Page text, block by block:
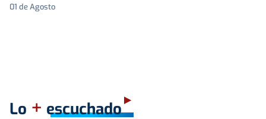
01 de Agosto
Lo + escuchado